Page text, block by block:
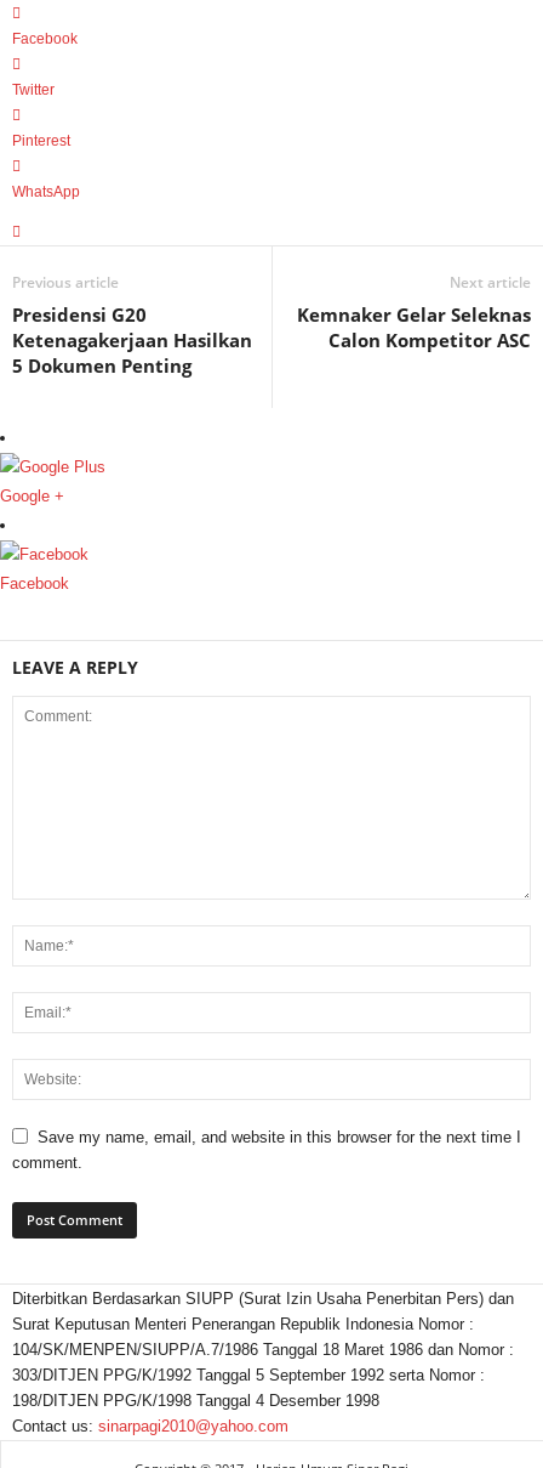
Facebook
Twitter
Pinterest
WhatsApp
Previous article
Presidensi G20
Ketenagakerjaan Hasilkan
5 Dokumen Penting
Next article
Kemnaker Gelar Seleknas
Calon Kompetitor ASC
Google +
Facebook
LEAVE A REPLY
Save my name, email, and website in this browser for the next time I
comment.
Diterbitkan Berdasarkan SIUPP (Surat Izin Usaha Penerbitan Pers) dan
Surat Keputusan Menteri Penerangan Republik Indonesia Nomor :
104/SK/MENPEN/SIUPP/A.7/1986 Tanggal 18 Maret 1986 dan Nomor :
303/DITJEN PPG/K/1992 Tanggal 5 September 1992 serta Nomor :
198/DITJEN PPG/K/1998 Tanggal 4 Desember 1998
Contact us: sinarpagi2010@yahoo.com